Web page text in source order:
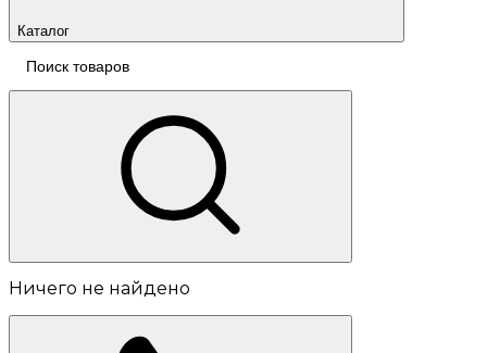
Каталог
Ничего не найдено